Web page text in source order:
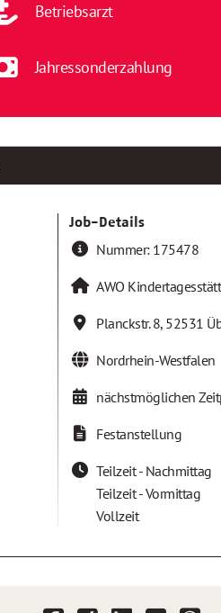
Betriebsarzt
Jahressonderzahlung
Job-Details
Nummer: 175478
AWO
Planckstr. 8, 52531
Nordrhein-Westfalen
nächstmöglichen
Festanstellung
Teilzeit - Nachmittag
Teilzeit - Vormittag
Vollzeit